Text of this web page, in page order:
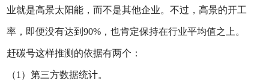
业就是高景太阳能，而不是其他企业。不过，高景的开工
率，即便没有达到90%，也肯定保持在行业平均值之上。
赶碳号这样推测的依据有两个：
（1）第三方数据统计。